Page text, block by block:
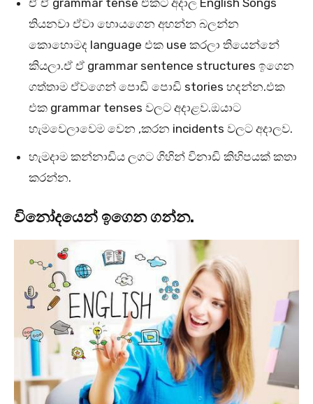
ඒ ඒ grammar tense එකට අදාල English Songs
තියනවා ඒවා හොයගෙන අහන්න බලන්න
කොහොමද language එක use කරලා තියෙන්නේ
කියලා.ඒ ඒ grammar sentence structures ඉගෙන
ගත්තාම ඒවගෙන් පොඩි පොඩි stories හදන්න.එක
එක grammar tenses වලට අදාළව.ඔයාට
හැමවෙලාවෙම වෙන ,කරන incidents වලට අදාලව.
හැමදාම කන්නාඩිය ලගට ගිහින් විනාඩි කිහිපයක් කතා
කරන්න.
විනෝදයෙන් ඉගෙන ගන්න.